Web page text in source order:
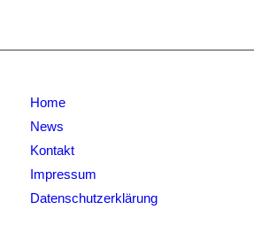
Home
News
Kontakt
Impressum
Datenschutzerklärung